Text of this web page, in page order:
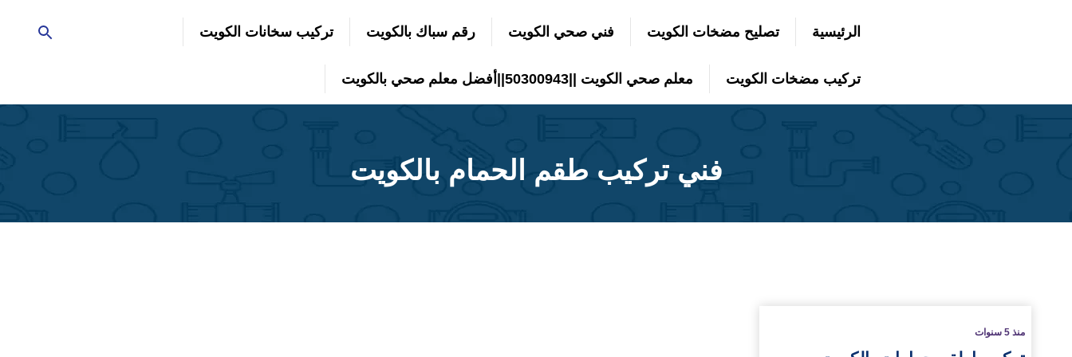
الرئيسية تصليح مضخات الكويت فني صحي الكويت رقم سباك بالكويت تركيب سخانات الكويت
تركيب مضخات الكويت معلم صحي الكويت ||50300943||أفضل معلم صحي بالكويت
فني تركيب طقم الحمام بالكويت
منذ 5 سنوات